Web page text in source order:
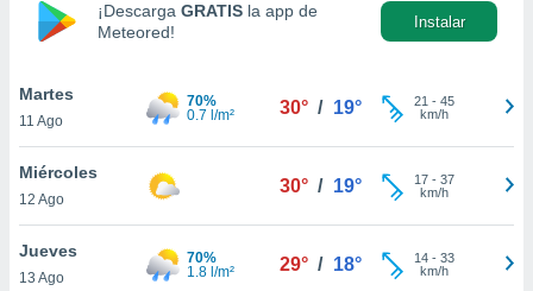
aceptar
de
sitio
En
sean
¡Descarga GRATIS la app de
Meteored!
Instalar
Martes
11 Ago
70%
0.7 l/m²
30° / 19° 21 - 45
km/h
Miércoles
12 Ago
30° / 19° 17- 37
km/h
Jueves
13 Ago
70%
1.8 l/m²
29° / 18° 14- 33
km/h